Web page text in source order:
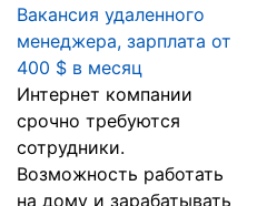
Вакансия удаленного
менеджера, зарплата от
400 $ в месяц
Интернет компании
срочно требуются
сотрудники.
Возможность работать
на дому и зарабатывать